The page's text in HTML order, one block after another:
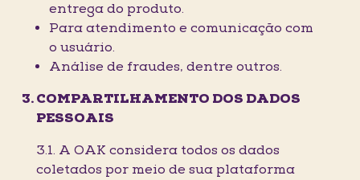
entrega do produto.
Para atendimento e comunicação com
o usuário.
Análise de fraudes, dentre outros.
COMPARTILHAMENTO DOS DADOS
PESSOAIS
3.1. A OAK considera todos os dados
coletados por meio de sua plataforma